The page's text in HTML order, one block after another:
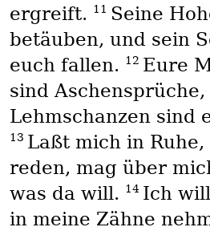
ergreift. 11 Seine
betäuben, und sein
euch fallen. 12 Eure
sind Aschensprüche,
Lehmschanzen sind
13 Laßt mich in
reden, mag über
was da will. 14 Ich
in meine Zähne